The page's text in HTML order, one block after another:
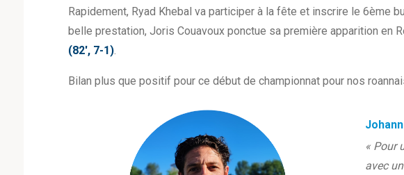
Rapidement, Ryad Khebal va participer à la fête et inscrire le 6ème
belle prestation, Joris Couavoux ponctue sa première apparition en
(82′, 7-1).
Bilan plus que positif pour ce début de championnat pour nos
« Pour
avec